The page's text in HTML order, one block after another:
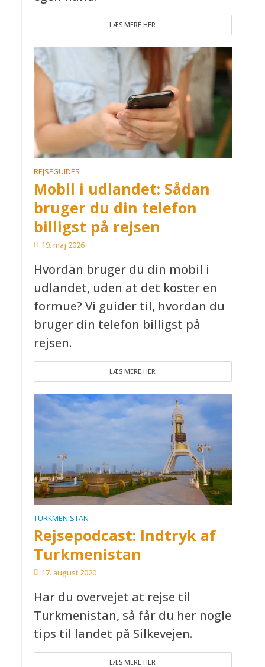
LÆS MERE HER
REJSEGUIDES
Mobil i udlandet: Sådan
bruger du din telefon
billigst på rejsen
19. maj 2026
Hvordan bruger du din mobil i
udlandet, uden at det koster en
formue? Vi guider til, hvordan du
bruger din telefon billigst på
rejsen.
LÆS MERE HER
TURKMENISTAN
Rejsepodcast: Indtryk af
Turkmenistan
17. august 2020
Har du overvejet at rejse til
Turkmenistan, så får du her nogle
tips til landet på Silkevejen.
LÆS MERE HER